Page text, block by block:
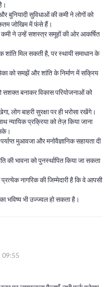
बुनियादी सुविधाओं की कमी ने लोगों को
जोखिम में फंसे हैं।
ने उन्हें सशस्त्र समूहों की ओर आकर्षित
शांति मिल सकती है, पर स्थायी समाधान के
को समझें और शांति के निर्माण में सक्रिय
सशक्त बनाकर विकास परियोजनाओं को
लोग बाहरी सुरक्षा पर ही भरोसा रखेंगे।
न्यायिक प्रक्रिया को तेज़ किया जाना
मुआवजा और मनोवैज्ञानिक सहायता दी
भावना को पुनर्स्थापित किया जा सकता
नागरिक की जिम्मेदारी है कि वे आपसी
भविष्य भी उज्ज्वल हो सकता है।
09:55